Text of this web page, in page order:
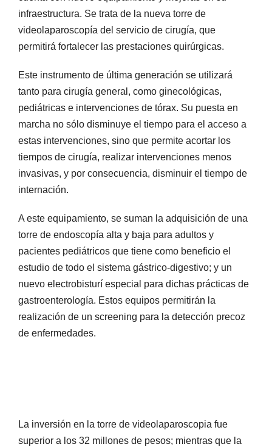
infraestructura. Se trata de la nueva torre de
videolaparoscopía del servicio de cirugía, que
permitirá fortalecer las prestaciones quirúrgicas.
Este instrumento de última generación se utilizará
tanto para cirugía general, como ginecológicas,
pediátricas e intervenciones de tórax. Su puesta en
marcha no sólo disminuye el tiempo para el acceso a
estas intervenciones, sino que permite acortar los
tiempos de cirugía, realizar intervenciones menos
invasivas, y por consecuencia, disminuir el tiempo de
internación.
A este equipamiento, se suman la adquisición de una
torre de endoscopía alta y baja para adultos y
pacientes pediátricos que tiene como beneficio el
estudio de todo el sistema gástrico-digestivo; y un
nuevo electrobisturí especial para dichas prácticas de
gastroenterología. Estos equipos permitirán la
realización de un screening para la detección precoz
de enfermedades.
La inversión en la torre de videolaparoscopia fue
superior a los 32 millones de pesos; mientras que la